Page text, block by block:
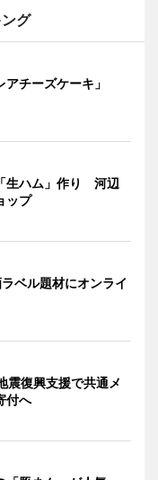
グ
アチーズケーキ」
生ハム」作り 河辺
ップ
ベル題材にオンライ
震復興支援で共通メ
付へ